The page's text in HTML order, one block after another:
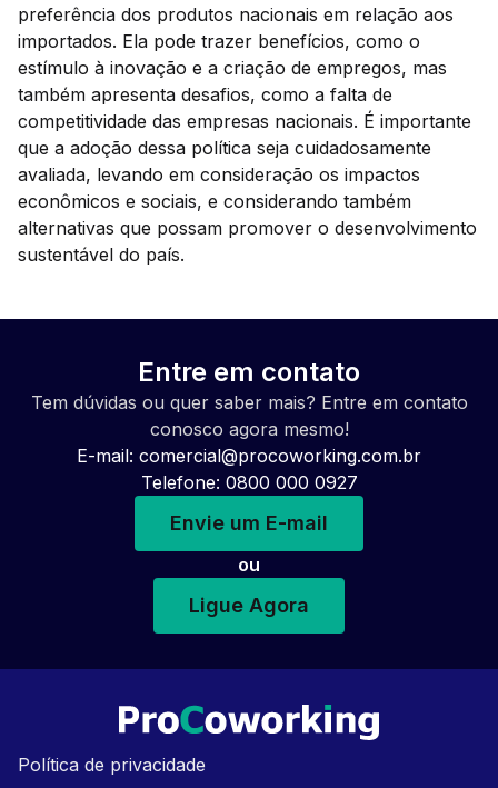
preferência dos produtos nacionais em relação aos
importados. Ela pode trazer benefícios, como o
estímulo à inovação e a criação de empregos, mas
também apresenta desafios, como a falta de
competitividade das empresas nacionais. É importante
que a adoção dessa política seja cuidadosamente
avaliada, levando em consideração os impactos
econômicos e sociais, e considerando também
alternativas que possam promover o desenvolvimento
sustentável do país.
Entre em contato
Tem dúvidas ou quer saber mais? Entre em contato
conosco agora mesmo!
E-mail: comercial@procoworking.com.br
Telefone: 0800 000 0927
Envie um E-mail
ou
Ligue Agora
Política de privacidade